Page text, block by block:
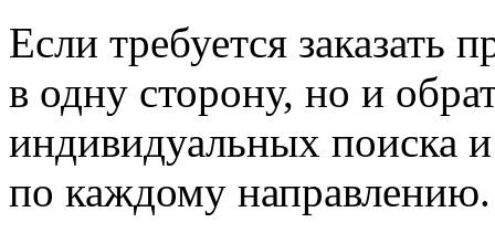
Если требуется заказать
в одну сторону, но и
индивидуальных поиска и
по каждому направлению.